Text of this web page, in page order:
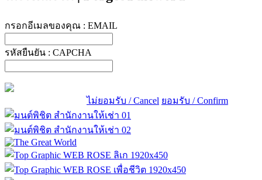
กรอกอีเมลของคุณ : EMAIL
รหัสยืนยัน : CAPCHA
ไม่ยอมรับ / Cancel ยอมรับ / Confirm